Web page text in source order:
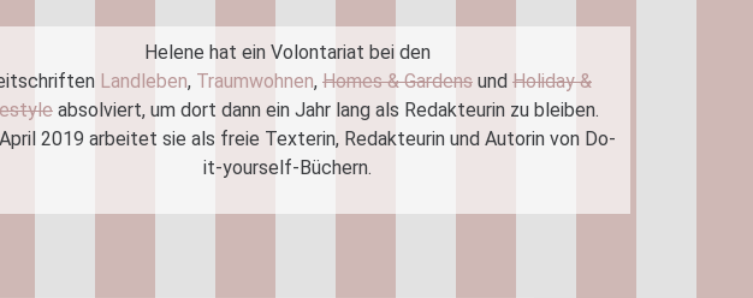
Helene hat ein Volontariat bei den
Landleben, Traumwohnen, Homes & Gardens und Holiday &
absolviert, um dort dann ein Jahr lang als Redakteurin zu bleiben.
2019 arbeitet sie als freie Texterin, Redakteurin und Autorin von Do-
it-yourself-Büchern.